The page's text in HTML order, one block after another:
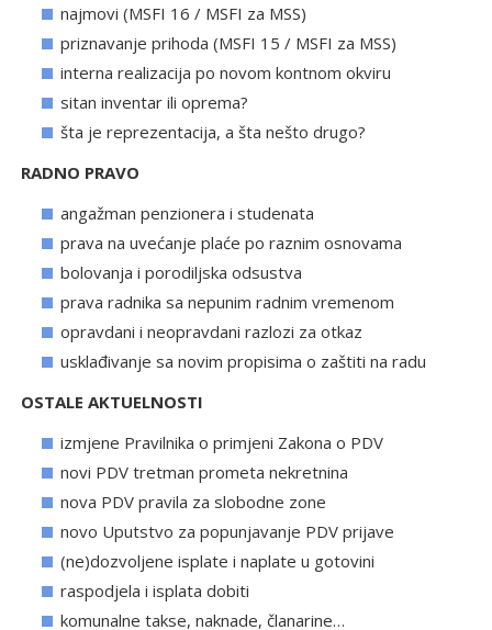
najmovi (MSFI 16 / MSFI za MSS)
priznavanje prihoda (MSFI 15 / MSFI za MSS)
interna realizacija po novom kontnom okviru
sitan inventar ili oprema?
šta je reprezentacija, a šta nešto drugo?
RADNO PRAVO
angažman penzionera i studenata
prava na uvećanje plaće po raznim osnovama
bolovanja i porodiljska odsustva
prava radnika sa nepunim radnim vremenom
opravdani i neopravdani razlozi za otkaz
usklađivanje sa novim propisima o zaštiti na radu
OSTALE AKTUELNOSTI
izmjene Pravilnika o primjeni Zakona o PDV
novi PDV tretman prometa nekretnina
nova PDV pravila za slobodne zone
novo Uputstvo za popunjavanje PDV prijave
(ne)dozvoljene isplate i naplate u gotovini
raspodjela i isplata dobiti
komunalne takse, naknade, članarine…